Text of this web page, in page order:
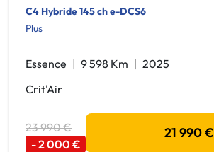
C4 Hybride 145 ch e-DCS6
Plus
Essence 9 598 Km
2025
Crit'Air
23 990 €
- 2 000 €
21 990 €